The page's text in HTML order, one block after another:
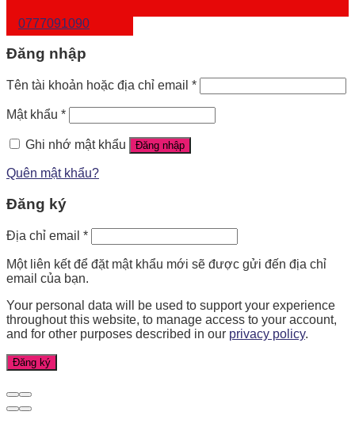
0777091090
Đăng nhập
Tên tài khoản hoặc địa chỉ email *
Mật khẩu *
Ghi nhớ mật khẩu Đăng nhập
Quên mật khẩu?
Đăng ký
Địa chỉ email *
Một liên kết để đặt mật khẩu mới sẽ được gửi đến địa chỉ
email của bạn.
Your personal data will be used to support your experience
throughout this website, to manage access to your account,
and for other purposes described in our privacy policy.
Đăng ký